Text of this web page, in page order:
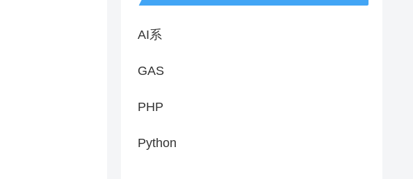
AI系
GAS
PHP
Python